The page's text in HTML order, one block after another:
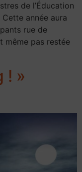
de l’Éducation
année aura
rue de
même pas restée
! »